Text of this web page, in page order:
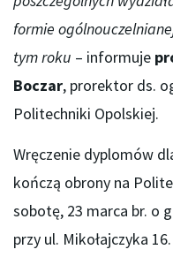
formie
tym roku – informuje
Boczar, prorektor ds.
Politechniki Opolskiej.
Wręczenie dyplomów
kończą obrony na
sobotę, 23 marca br. o
przy ul. Mikołajczyka